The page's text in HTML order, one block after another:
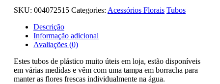
SKU: 004072515 Categories: Acessórios Florais Tubos
Descrição
Informação adicional
Avaliações (0)
Estes tubos de plástico muito úteis em loja, estão disponíveis
em várias medidas e vêm com uma tampa em borracha para
manter as flores frescas individualmente na água.